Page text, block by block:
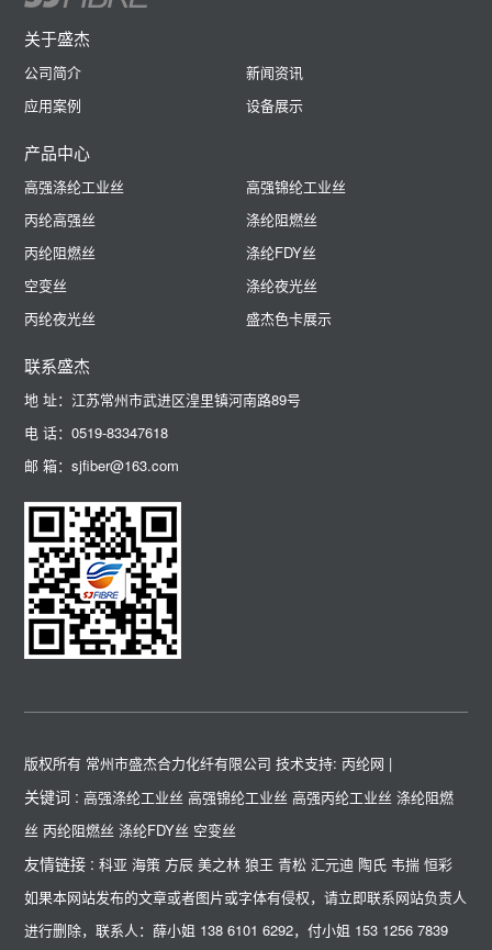
关于盛杰
公司简介
新闻资讯
应用案例
设备展示
产品中心
高强涤纶工业丝
高强锦纶工业丝
丙纶高强丝
涤纶阻燃丝
丙纶阻燃丝
涤纶FDY丝
空变丝
涤纶夜光丝
丙纶夜光丝
盛杰色卡展示
联系盛杰
地 址：江苏常州市武进区湟里镇河南路89号
电 话：0519-83347618
邮 箱：sjfiber@163.com
版权所有 常州市盛杰合力化纤有限公司技术支持: 丙纶网 |
关键词 : 高强涤纶工业丝 高强锦纶工业丝 高强丙纶工业丝 涤纶阻燃
丝 丙纶阻燃丝 涤纶FDY丝 空变丝
友情链接 : 科亚 海策 方辰 美之林 狼王 青松 汇元迪 陶氏 韦揣 恒彩
如果本网站发布的文章或者图片或字体有侵权，请立即联系网站负责人
进行删除，联系人：薛小姐 138 6101 6292，付小姐 153 1256 7839